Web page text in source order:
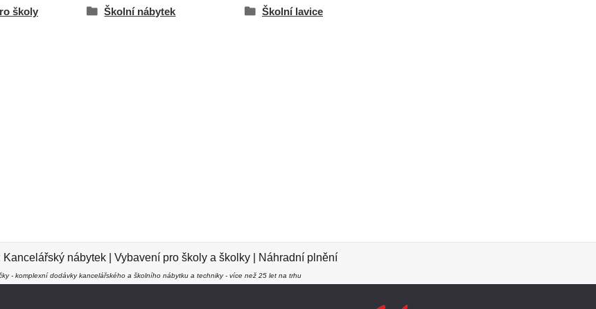
školy Školní nábytek Školní lavice
Kancelářský nábytek Vybavení pro školy a školky Náhradní plnění
- komplexní dodávky kancelářského a školního nábytku a techniky - více než 25 let na trhu